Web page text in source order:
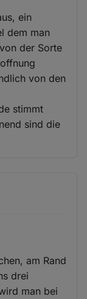
ein
dem man
der Sorte
von den
stimmt
sind die
am Rand
drei
man bei